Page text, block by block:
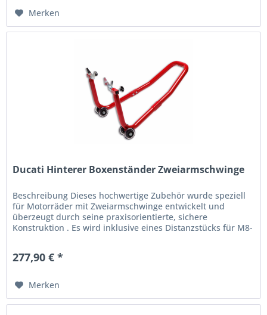
Merken
Ducati Hinterer Boxenständer Zweiarmschwinge
Beschreibung Dieses hochwertige Zubehör wurde speziell
für Motorräder mit Zweiarmschwinge entwickelt und
überzeugt durch seine praxisorientierte, sichere
Konstruktion . Es wird inklusive eines Distanzstücks für M8-
277,90 € *
Merken